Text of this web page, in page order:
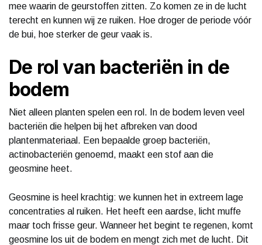
mee waarin de geurstoffen zitten. Zo komen ze in de lucht
terecht en kunnen wij ze ruiken. Hoe droger de periode vóór
de bui, hoe sterker de geur vaak is.
De rol van bacteriën in de
bodem
Niet alleen planten spelen een rol. In de bodem leven veel
bacteriën die helpen bij het afbreken van dood
plantenmateriaal. Een bepaalde groep bacteriën,
actinobacteriën genoemd, maakt een stof aan die
geosmine heet.
Geosmine is heel krachtig: we kunnen het in extreem lage
concentraties al ruiken. Het heeft een aardse, licht muffe
maar toch frisse geur. Wanneer het begint te regenen, komt
geosmine los uit de bodem en mengt zich met de lucht. Dit